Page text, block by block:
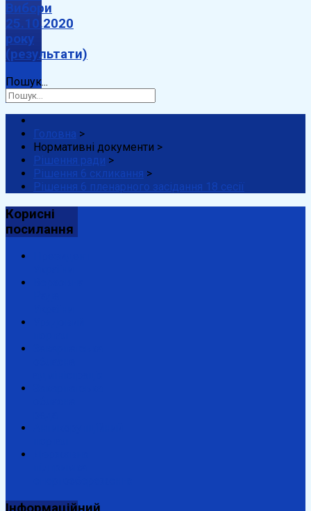
Вибори
25.10.2020
року
(результати)
Пошук...
Головна >
Нормативні документи >
Рішення ради >
Рішення 6 скликання >
Рішення 6 пленарного засідання 18 сесії
Корисні
посилання